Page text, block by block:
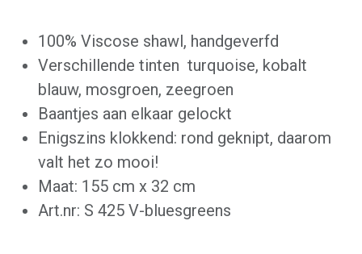
100% Viscose shawl, handgeverfd
Verschillende tinten turquoise, kobalt
blauw, mosgroen, zeegroen
Baantjes aan elkaar gelockt
Enigszins klokkend: rond geknipt, daarom
valt het zo mooi!
Maat: 155 cm x 32 cm
Art.nr: S 425 V-bluesgreens